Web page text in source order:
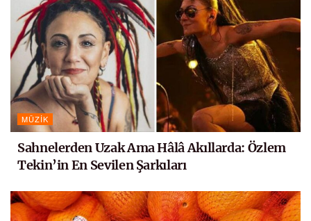
MÜZIK
Sahnelerden Uzak Ama Hâlâ Akıllarda: Özlem
Tekin’in En Sevilen Şarkıları